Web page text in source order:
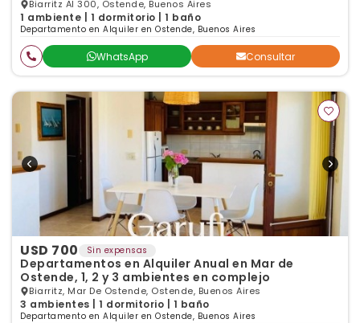
Biarritz Al 300, Ostende, Buenos Aires
1 ambiente | 1 dormitorio | 1 baño
Departamento en Alquiler en Ostende, Buenos Aires
WhatsApp Consultar
USD 700 Sin expensas
Departamentos en Alquiler Anual en Mar de
Ostende, 1, 2 y 3 ambientes en complejo
Biarritz, Mar De Ostende, Ostende, Buenos Aires
3 ambientes | 1 dormitorio | 1 baño
Departamento en Alquiler en Ostende, Buenos Aires